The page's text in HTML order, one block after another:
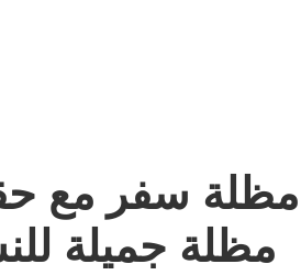
سفر مع
مظلة جميلة